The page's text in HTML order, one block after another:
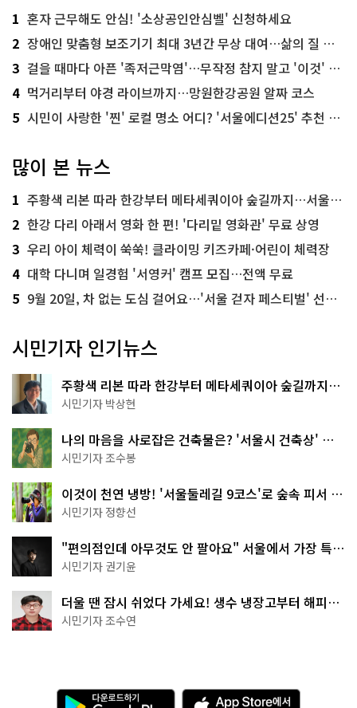
1 혼자 근무해도 안심! '소상공인안심벨' 신청하세요
2 장애인 맞춤형 보조기기 최대 3년간 무상 대여…삶의 질 높인다
3 걸을 때마다 아픈 '족저근막염'…무작정 참지 말고 '이것' 해보세요!
4 먹거리부터 야경 라이브까지…망원한강공원 알짜 코스
5 시민이 사랑한 '찐' 로컬 명소 어디? '서울에디션25' 추천 코스
많이 본 뉴스
1 주황색 리본 따라 한강부터 메타세쿼이아 숲길까지…서울둘레길 15코스
2 한강 다리 아래서 영화 한 편! '다리밑 영화관' 무료 상영
3 우리 아이 체력이 쑥쑥! 클라이밍 키즈카페·어린이 체력장
4 대학 다니며 일경험 '서영커' 캠프 모집…전액 무료
5 9월 20일, 차 없는 도심 걸어요…'서울 걷자 페스티벌' 선착순 5천명
시민기자 인기뉴스
주황색 리본 따라 한강부터 메타세쿼이아 숲길까지…
서울둘레길 15코스
시민기자 박상현
나의 마음을 사로잡은 건축물은? '서울시 건축상' 수
상작 공개!
시민기자 조수봉
이것이 천연 냉방! '서울둘레길 9코스'로 숲속 피서 떠
나볼까
시민기자 정향선
"편의점인데 아무것도 안 팔아요" 서울에서 가장 특별
한 편의점의 정체
시민기자 권기윤
더울 땐 잠시 쉬었다 가세요! 생수 냉장고부터 해피소
·무더위쉼터까지
시민기자 조수연
다 A